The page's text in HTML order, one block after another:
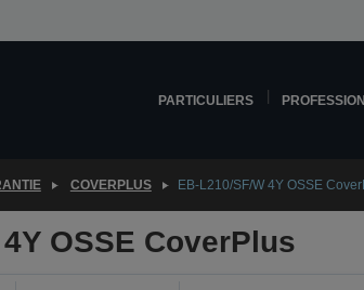
PARTICULIERS
COVERPLUS EB-L210/SF/W 4Y OSSE
OSSE CoverPlus